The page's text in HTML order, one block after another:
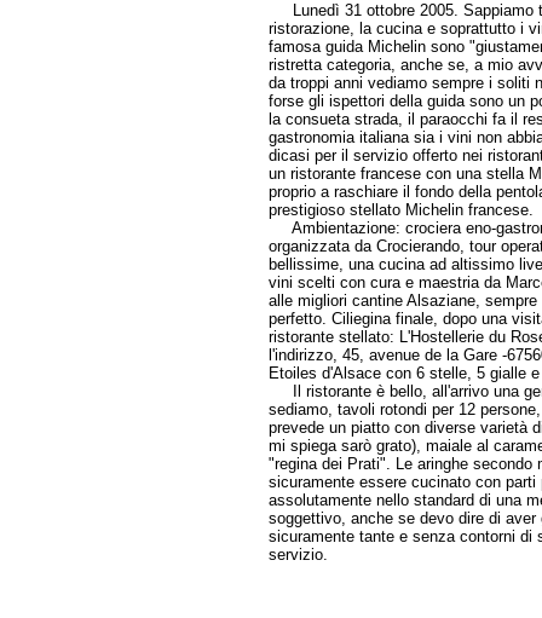
Lunedì 31 ottobre 2005. Sappiamo
ristorazione, la cucina e soprattutto i
famosa guida Michelin sono
ristretta categoria, anche se, a mio
da troppi anni vediamo sempre i soliti
forse gli ispettori della guida sono un
la consueta strada, il paraocchi fa il
gastronomia italiana sia i vini non
dicasi per il servizio offerto nei
un ristorante francese con una stella
proprio a raschiare il fondo della
prestigioso stellato Michelin francese.
Ambientazione: crociera eno-
organizzata da Crocierando, tour
bellissime, una cucina ad altissimo
vini scelti con cura e maestria da
alle migliori cantine Alsaziane,
perfetto. Ciliegina finale, dopo una
ristorante stellato: L'Hostellerie du
l'indirizzo, 45, avenue de la Gare -
Etoiles d'Alsace con 6 stelle, 5 gialle
Il ristorante è bello, all'arrivo una
sediamo, tavoli rotondi per 12
prevede un piatto con diverse varietà
mi spiega sarò grato), maiale al
"regina dei Prati". Le aringhe
sicuramente essere cucinato con
assolutamente nello standard di una
soggettivo, anche se devo dire di
sicuramente tante e senza contorni
servizio.